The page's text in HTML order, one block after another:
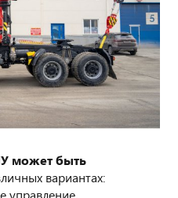
может быть
вариантах:
управление,